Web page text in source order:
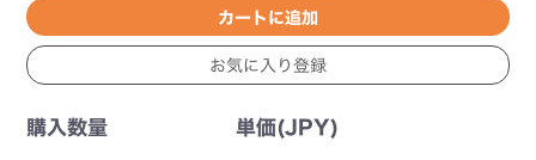
購入数量 単価(JPY)